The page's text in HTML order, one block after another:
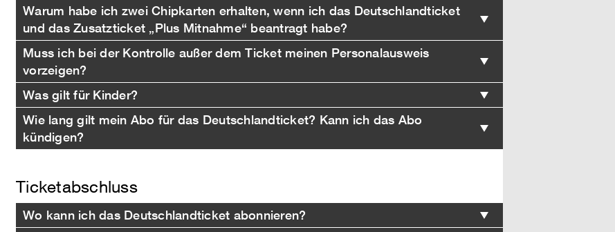
Warum habe ich zwei Chipkarten erhalten, wenn ich das Deutschlandticket
und das Zusatzticket „Plus Mitnahme“ beantragt habe?
Muss ich bei der Kontrolle außer dem Ticket meinen Personalausweis
vorzeigen?
Was gilt für Kinder?
Wie lang gilt mein Abo für das Deutschlandticket? Kann ich das Abo
kündigen?
Ticketabschluss
Wo kann ich das Deutschlandticket abonnieren?